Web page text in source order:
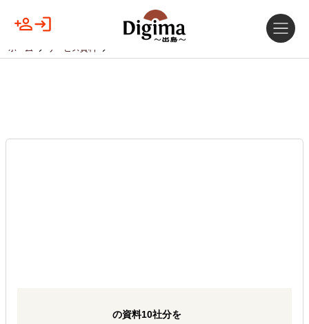
ホーム サービス資料
の資料10社分を